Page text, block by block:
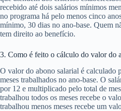
recebido até dois salários mínimos
no programa há pelo menos cinco
mínimo, 30 dias no ano-base. Quem
tem direito ao benefício.
3. Como é feito o cálculo do valor do
O valor do abono salarial é calculado
meses trabalhados no ano-base. O
por 12 e multiplicado pelo total de
trabalhou todos os meses recebe o
trabalhou menos meses recebe um